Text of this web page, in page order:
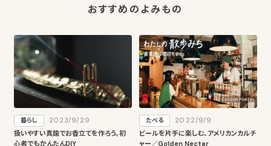
おすすめのよみもの
暮らし
2023/9/29
扱いやすい真鍮でお香立てを作ろう。初
心者でもかんたんDIY
たべる
2022/9/9
ビールを片手に楽しむ、アメリカンカルチ
ャー／Golden Nectar